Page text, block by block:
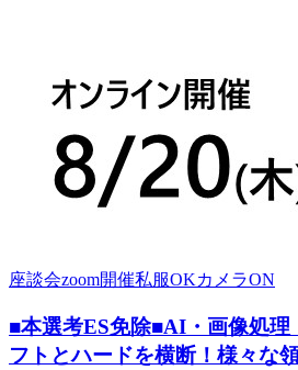
座談会zoom開催私服OKカメラON
■本選考ES免除■AI・画像処理
フトとハードを横断！様々な